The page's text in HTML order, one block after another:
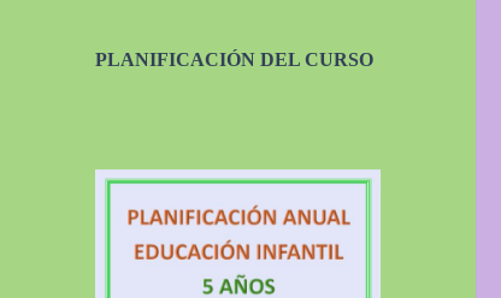
PLANIFICACIÓN DEL CURSO